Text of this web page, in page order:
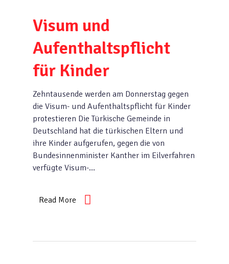
Visum und
Aufenthaltspflicht
für Kinder
Zehntausende werden am Donnerstag gegen
die Visum- und Aufenthaltspflicht für Kinder
protestieren Die Türkische Gemeinde in
Deutschland hat die türkischen Eltern und
ihre Kinder aufgerufen, gegen die von
Bundesinnenminister Kanther im Eilverfahren
verfügte Visum-…
Read More